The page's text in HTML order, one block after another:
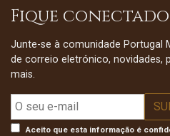
Fique conectado
Junte-se à comunidade Portugal
de correio eletrónico, novidades,
mais.
Aceito que esta informação é